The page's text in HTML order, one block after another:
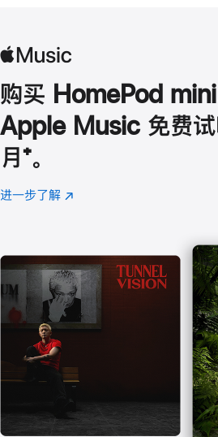
购买 HomePod mini
Apple Music 免费试
月 脚
注
⁺。
进一步了解 Apple
(在
口
中
打
开)